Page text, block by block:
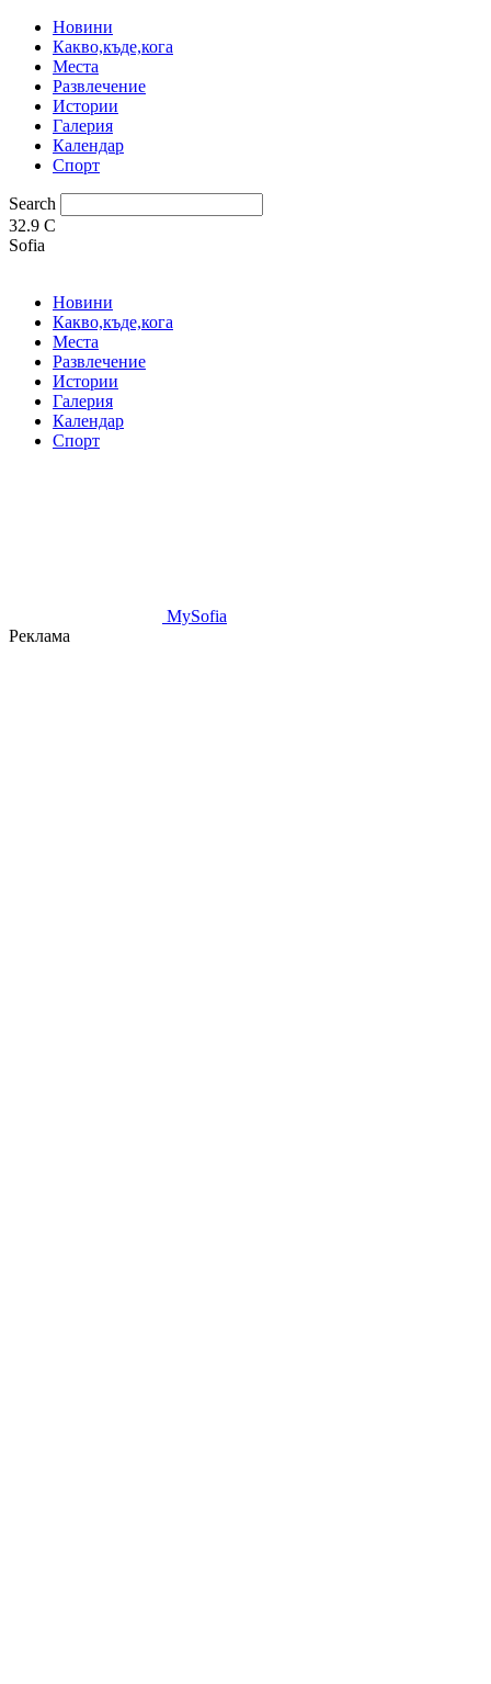
Новини
Какво,къде,кога
Места
Развлечение
Истории
Галерия
Календар
Спорт
Search
32.9 C
Sofia
Новини
Какво,къде,кога
Места
Развлечение
Истории
Галерия
Календар
Спорт
MySofia
Реклама